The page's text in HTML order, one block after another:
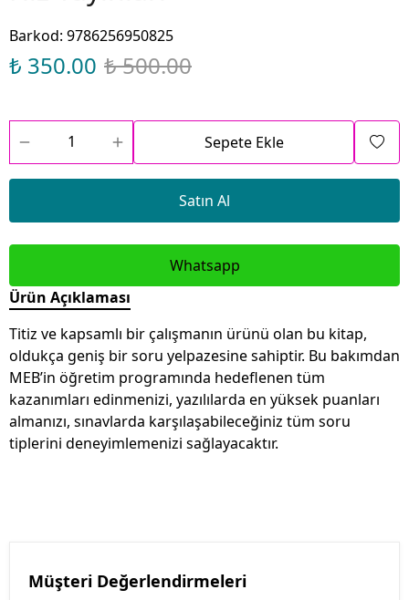
Barkod: 9786256950825
₺ 350.00 ₺ 500.00
Sepete Ekle
Satın Al
Whatsapp
Ürün Açıklaması
Titiz ve kapsamlı bir çalışmanın ürünü olan bu kitap,
oldukça geniş bir soru yelpazesine sahiptir. Bu bakımdan
MEB’in öğretim programında hedeflenen tüm
kazanımları edinmenizi, yazılılarda en yüksek puanları
almanızı, sınavlarda karşılaşabileceğiniz tüm soru
tiplerini deneyimlemenizi sağlayacaktır.
Müşteri Değerlendirmeleri